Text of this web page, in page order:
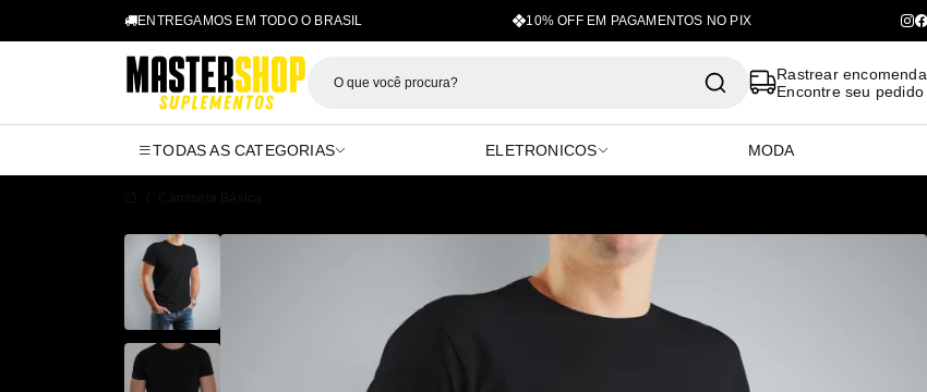
ENTREGAMOS EM TODO O BRASIL 10% OFF EM PAGAMENTOS NO PIX
Mastershop - Oficial
Rastrear encomenda
Encontre seu pedido
TODAS AS CATEGORIAS ELETRONICOS MODA